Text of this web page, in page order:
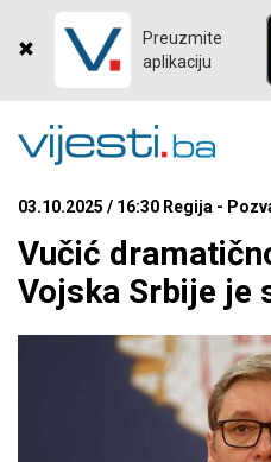
Preuzmite
aplikaciju
03.10.2025 / 16:30 Regija -
Vučić
Vojska Srbije je